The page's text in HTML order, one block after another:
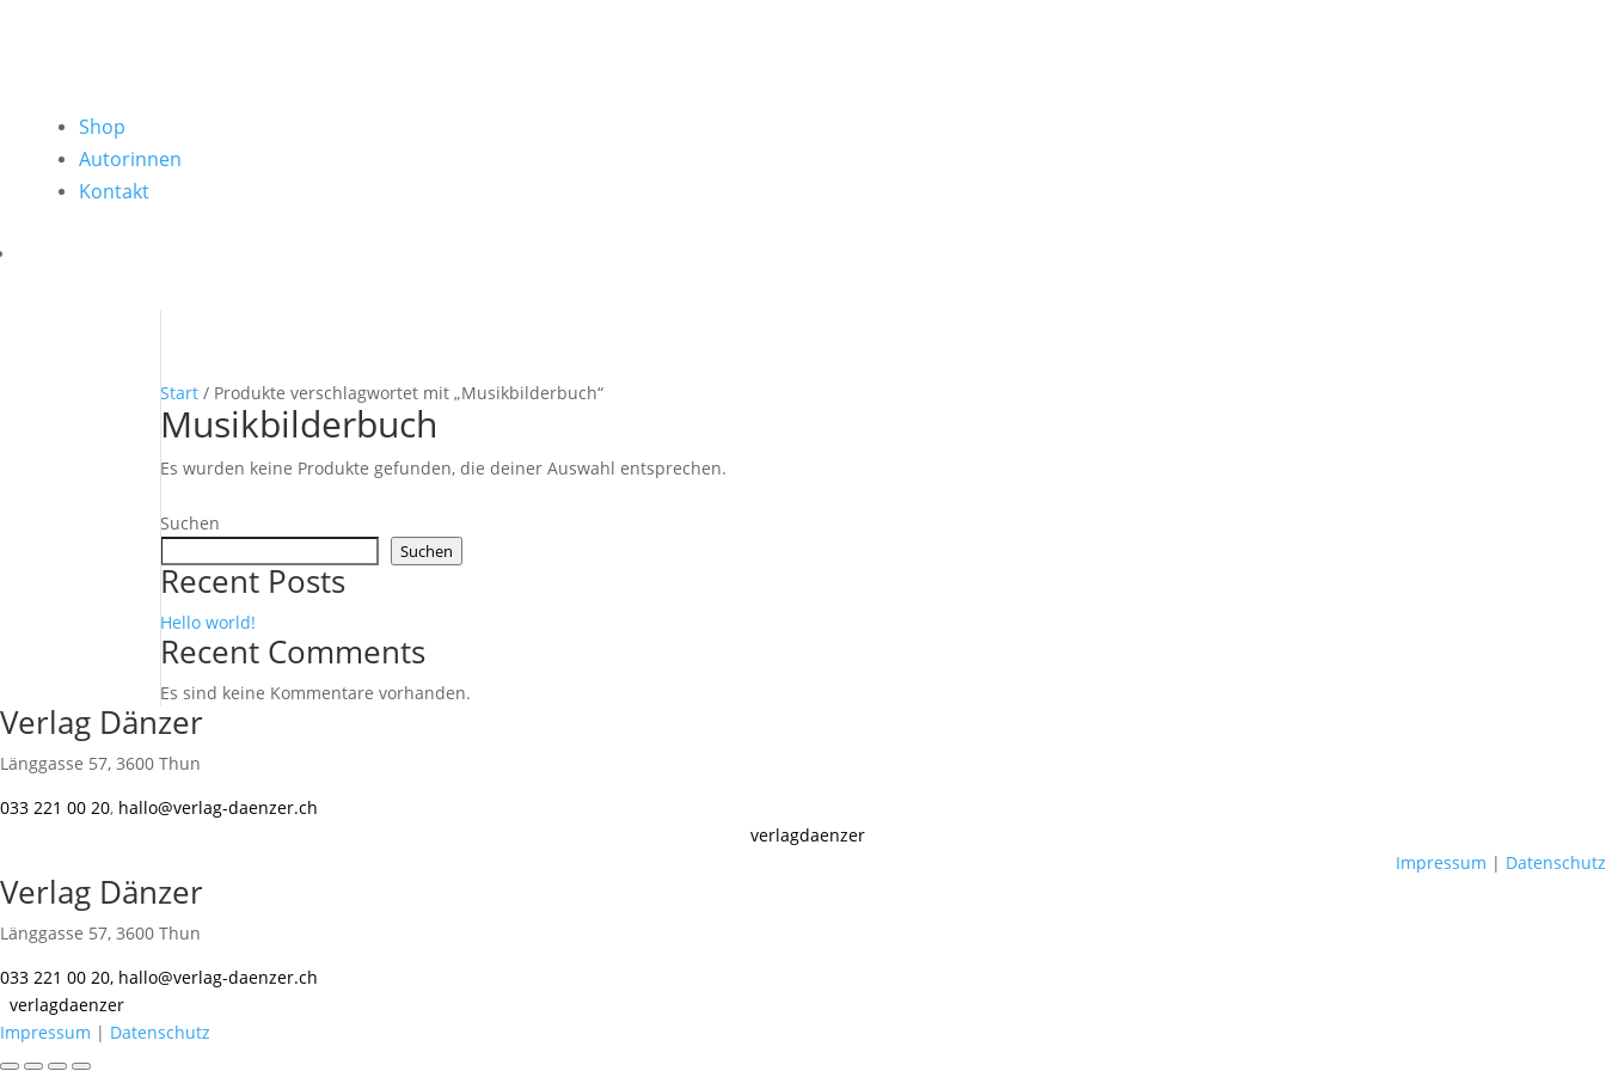
Shop
Autorinnen
Kontakt
Start / Produkte verschlagwortet mit „Musikbilderbuch“
Musikbilderbuch
Es wurden keine Produkte gefunden, die deiner Auswahl entsprechen.
Suchen
Suchen
Recent Posts
Hello world!
Recent Comments
Es sind keine Kommentare vorhanden.
Verlag Dänzer
Länggasse 57, 3600 Thun
033 221 00 20, hallo@verlag-daenzer.ch
verlagdaenzer
Impressum | Datenschutz
Verlag Dänzer
Länggasse 57, 3600 Thun
033 221 00 20, hallo@verlag-daenzer.ch
verlagdaenzer
Impressum | Datenschutz